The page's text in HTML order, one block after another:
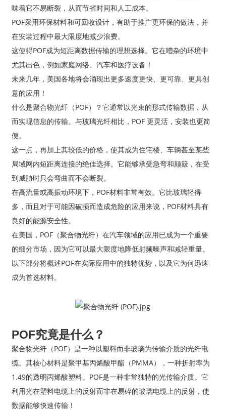
味着它不易断裂，从而节省时间和人工成本。
POF采用环保材料和可回收设计，有助于推广更环保的做法，并
在安装过程中最大限度地减少浪费。
这使得POF成为短距离数据传输的理想选择。它在嘈杂的环境中
尤其出色，例如家庭网络、汽车和医疗设备！
未来几年，美国各地将会涌现出更多速度更快、更可靠、更具创
意的应用！
什么是聚合物光纤（POF）？它通常以光束的形式传输数据，从
而实现信息的传输。与玻璃光纤相比，POF 更灵活，安装也更简
便。
这一点，再加上其较低的价格，使其成为住宅楼、车辆甚至某些
局域网内短距离连接的绝佳选择。它能够承受急弯和颠簸，在受
到威胁时只会弯曲而不会断裂。
在高流量或高振动环境下，POF材料非常有效。它比玻璃轻得
多，而且对于可能因破损而造成危险的应用来说，POF材料具有
良好的能源安全性。
在美国，POF（聚合物光纤）在汽车领域的应用已成为一个重要
的细分市场，因为它可以最大限度地降低射频噪声和减轻重量。
以下部分将概述POF在实际应用中的独特优势，以及它为何迅速
成为首选材料。
POF究竟是什么？
聚合物光纤（POF）是一种以塑料而非玻璃为传输介质的光纤电
缆。其核心材料是聚甲基丙烯酸甲酯（PMMA），一种折射率为
1.49的透明丙烯酸塑料。POF是一种非常独特的光传输介质。它
利用光在塑料电缆上的反射而非在易碎的玻璃电缆上的反射，使
数据能够快速传输！